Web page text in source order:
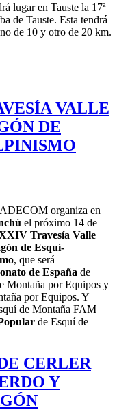
lugar en Tauste la 17ª
de Tauste. Esta tendrá
de 10 y otro de 20 km.
VALLE
DE
organiza en
el próximo 14 de
Travesía Valle
de Esquí-
, que será
de España de
Montaña por Equipos y
por Equipos. Y
de Montaña FAM
de Esquí de
CERLER
Y